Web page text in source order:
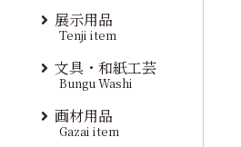
展示用品
Tenji item
文具・和紙工芸
Bungu Washi
画材用品
Gazai item